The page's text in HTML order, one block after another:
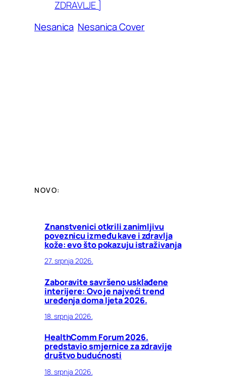
ZDRAVLJE ]
Nesanica Nesanica Cover
NOVO:
Znanstvenici otkrili zanimljivu
poveznicu između kave i zdravlja
kože: evo što pokazuju istraživanja
27. srpnja 2026.
Zaboravite savršeno usklađene
interijere: Ovo je najveći trend
uređenja doma ljeta 2026.
18. srpnja 2026.
HealthComm Forum 2026.
predstavio smjernice za zdravije
društvo budućnosti
18. srpnja 2026.